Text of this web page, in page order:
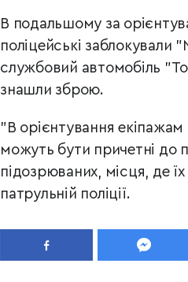
В подальшому за
поліцейські заблокували "
службовий автомобіль
знашли зброю.
"В орієнтування екіпажам
можуть бути причетні до
підозрюваних, місця, де
патрульній поліції.